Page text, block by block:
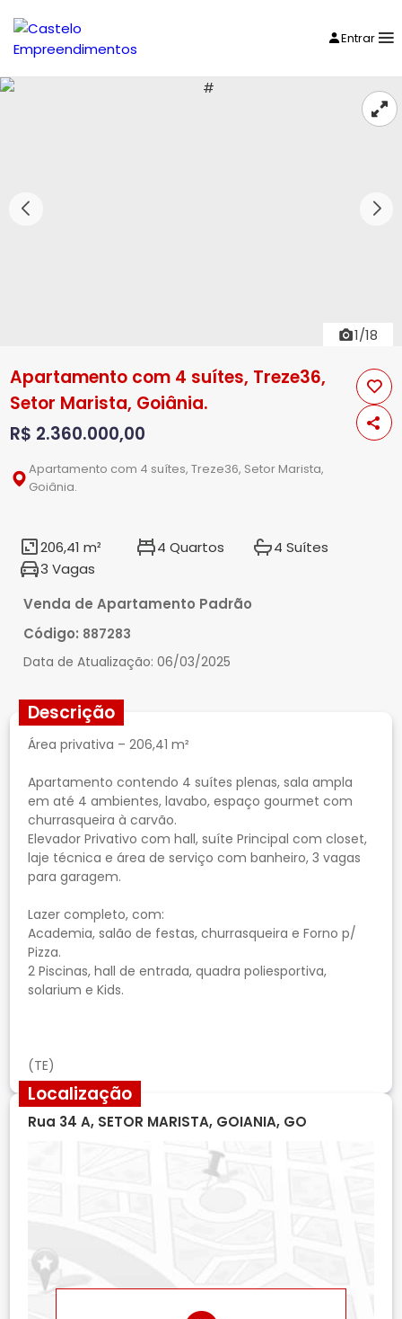
Entrar
1/18
Apartamento com 4 suítes, Treze36,
Setor Marista, Goiânia.
R$ 2.360.000,00
Apartamento com 4 suítes, Treze36, Setor Marista,
Goiânia.
206,41 m² 4 Quartos
4 Suítes
3 Vagas
Venda de Apartamento Padrão
Código: 887283
Data de Atualização: 06/03/2025
Descrição
Área privativa – 206,41 m²
Apartamento contendo 4 suítes plenas, sala ampla
em até 4 ambientes, lavabo, espaço gourmet com
churrasqueira à carvão.
Elevador Privativo com hall, suíte Principal com closet,
laje técnica e área de serviço com banheiro, 3 vagas
para garagem.
Lazer completo, com:
Academia, salão de festas, churrasqueira e Forno p/
Pizza.
2 Piscinas, hall de entrada, quadra poliesportiva,
solarium e Kids.
Localização
Rua 34 A, SETOR MARISTA, GOIANIA, GO